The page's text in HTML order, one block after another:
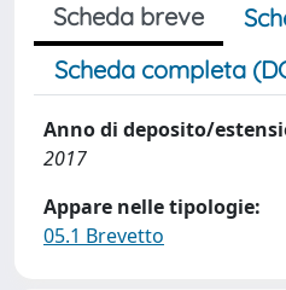
Scheda breve
Scheda completa
Anno di deposito/
2017
Appare nelle tipologie:
05.1 Brevetto